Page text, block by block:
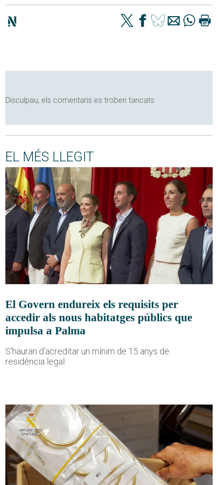
Disculpau, els comentaris es troben tancats
EL MÉS LLEGIT
El Govern endureix els requisits per
accedir als nous habitatges públics que
impulsa a Palma
S'hauran d'acreditar un mínim de 15 anys de
residència legal